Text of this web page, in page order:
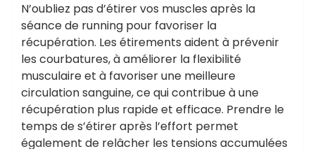
N’oubliez pas d’étirer vos muscles après la
séance de running pour favoriser la
récupération. Les étirements aident à prévenir
les courbatures, à améliorer la flexibilité
musculaire et à favoriser une meilleure
circulation sanguine, ce qui contribue à une
récupération plus rapide et efficace. Prendre le
temps de s’étirer après l’effort permet
également de relâcher les tensions accumulées